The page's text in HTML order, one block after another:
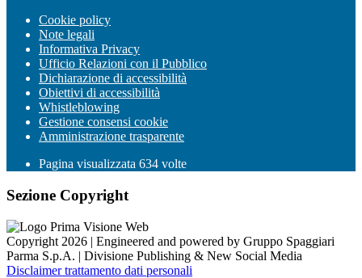
Cookie policy
Note legali
Informativa Privacy
Ufficio Relazioni con il Pubblico
Dichiarazione di accessibilità
Obiettivi di accessibilità
Whistleblowing
Gestione consensi cookie
Amministrazione trasparente
Pagina visualizzata 634 volte
Sezione Copyright
Copyright 2026 | Engineered and powered by Gruppo Spaggiari
Parma S.p.A. | Divisione Publishing & New Social Media
Disclaimer trattamento dati personali